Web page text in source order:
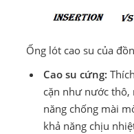
Ống lót cao su của
Cao su cứng:
cặn như nước thô,
năng chống mài
khả năng chịu